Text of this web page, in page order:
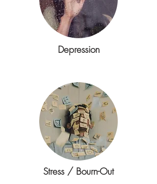
Depression
Stress / Bourn-Out